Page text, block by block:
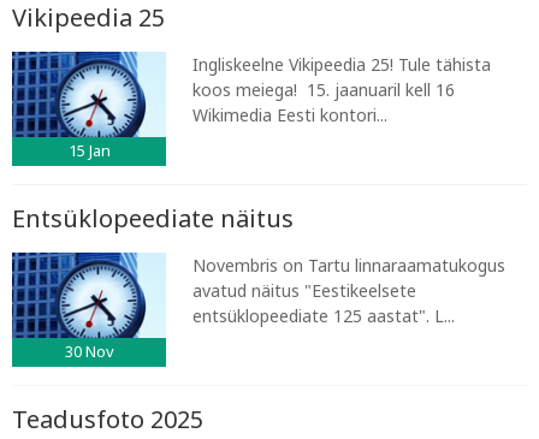
Vikipeedia 25
15 Jan
Ingliskeelne Vikipeedia 25! Tule tähista
koos meiega! 15. jaanuaril kell 16
Wikimedia Eesti kontori...
Entsüklopeediate näitus
30Nov
Novembris on Tartu linnaraamatukogus
avatud näitus "Eestikeelsete
entsüklopeediate 125 aastat". L...
Teadusfoto 2025